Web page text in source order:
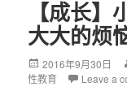
【成长
大大的烦
Posted
on
2016年9月30日
性教育
Leave a